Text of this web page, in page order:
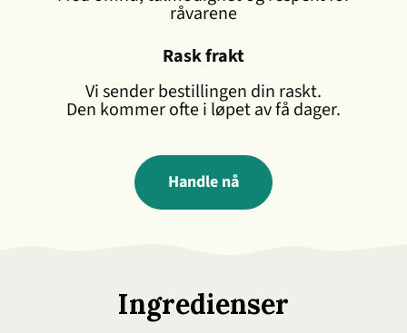
råvarene
Rask frakt
Vi sender bestillingen din raskt.
Den kommer ofte i løpet av få dager.
Handle nå
Ingredienser